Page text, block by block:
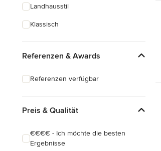
Alle anzeigen
Landhausstil
Klassisch
Referenzen & Awards
Referenzen verfügbar
Preis & Qualität
€€€€ - Ich möchte die besten
Ergebnisse